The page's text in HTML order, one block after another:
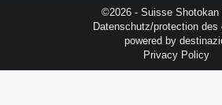
©2026 - Suisse Shotokan
Datenschutz/protection des
powered by
Privacy Policy